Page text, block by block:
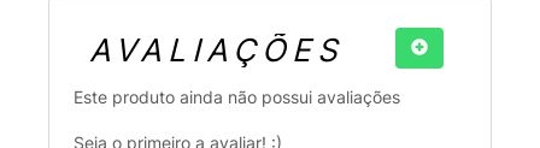
AVALIAÇÕES
Este produto ainda não possui avaliações
Seja o primeiro a avaliar! :)